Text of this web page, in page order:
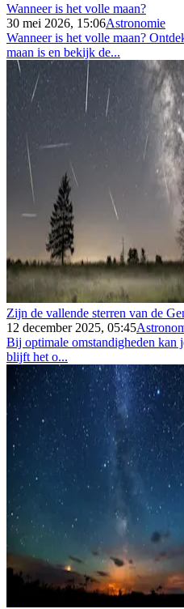
Wanneer is het volle maan?
30 mei 2026, 15:06Astronomie
Wanneer is het volle maan?
maan is en bekijk de...
Zijn de vallende sterren van de
12 december 2025, 05:45
Bij optimale omstandigheden kan
blijft het o...